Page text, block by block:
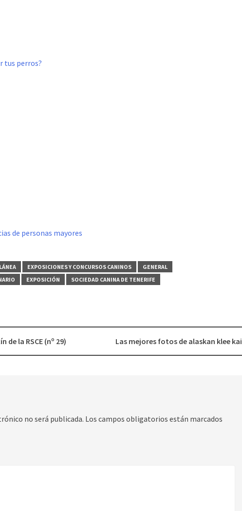
tus perros?
de personas mayores
EXPOSICIONES Y CONCURSOS CANINOS
GENERAL
EXPOSICIÓN SOCIEDAD CANINA DE TENERIFE
de la RSCE (nº 29) Las mejores fotos de alaskan klee kai
no será publicada. Los campos obligatorios están marcados